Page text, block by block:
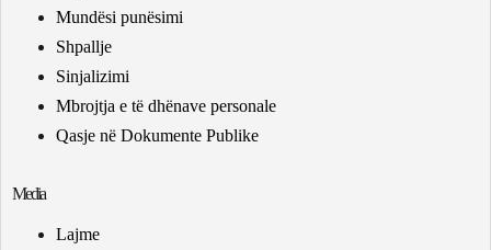
Mundësi punësimi
Shpallje
Sinjalizimi
Mbrojtja e të dhënave personale
Qasje në Dokumente Publike
Media
Lajme